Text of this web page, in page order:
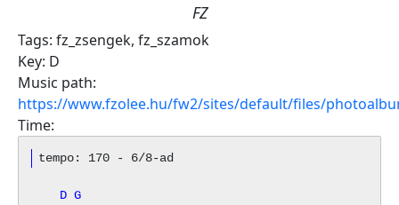
FZ
Tags: fz_zsengek, fz_szamok
Key: D
Music path:
https://www.fzolee.hu/fw2/sites/default/files/
Time:
    D G